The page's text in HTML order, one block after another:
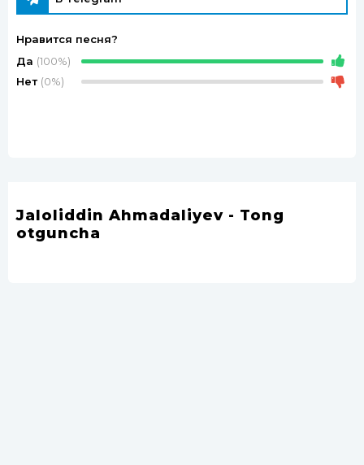
Нравится песня?
Да (100%)
Нет (0%)
Jaloliddin Ahmadaliyev - Tong
otguncha